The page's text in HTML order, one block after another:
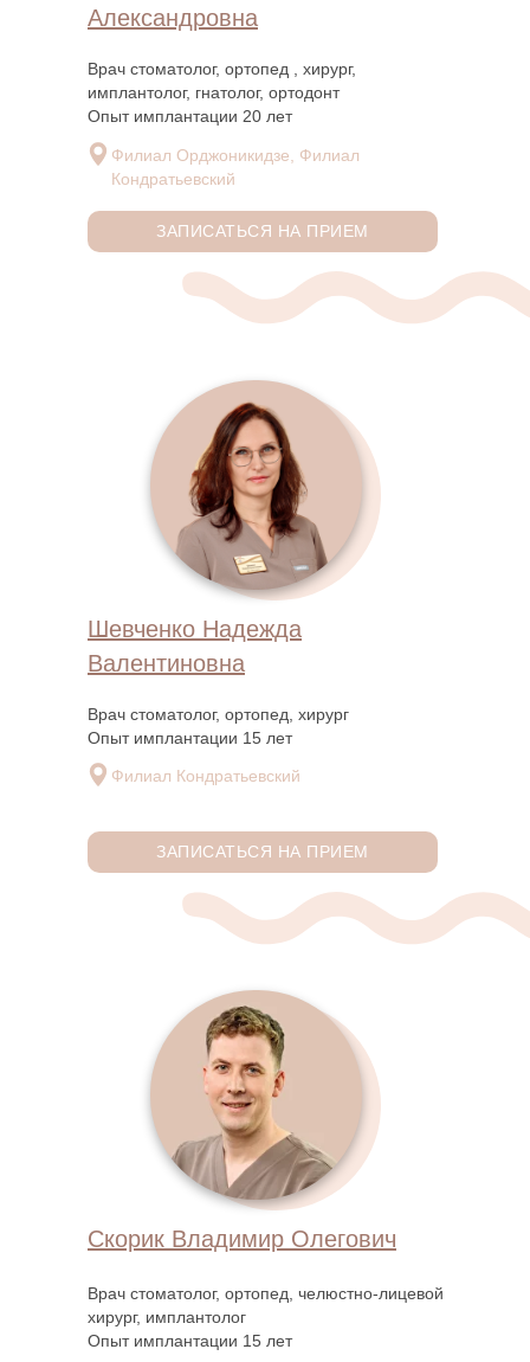
Александровна
Филиал Орджоникидзе, Филиал
Кондратьевский
ЗАПИСАТЬСЯ НА ПРИЕМ
Врач стоматолог, ортопед , хирург,
имплантолог, гнатолог, ортодонт
Опыт имплантации 20 лет
Шевченко Надежда
Валентиновна
Филиал Кондратьевский
ЗАПИСАТЬСЯ НА ПРИЕМ
Врач стоматолог, ортопед, хирург
Опыт имплантации 15 лет
Скорик Владимир Олегович
Врач стоматолог, ортопед, челюстно-лицевой
хирург, имплантолог
Опыт имплантации 15 лет